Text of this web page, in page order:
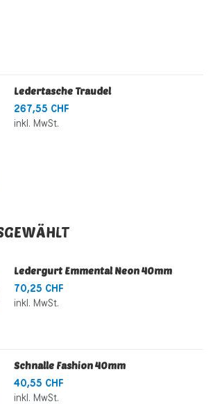
Ledertasche Traudel
267,55 CHF
inkl. MwSt.
Ledergurt Emmental Neon 40mm
70,25 CHF
inkl. MwSt.
Schnalle Fashion 40mm
40,55 CHF
inkl. MwSt.